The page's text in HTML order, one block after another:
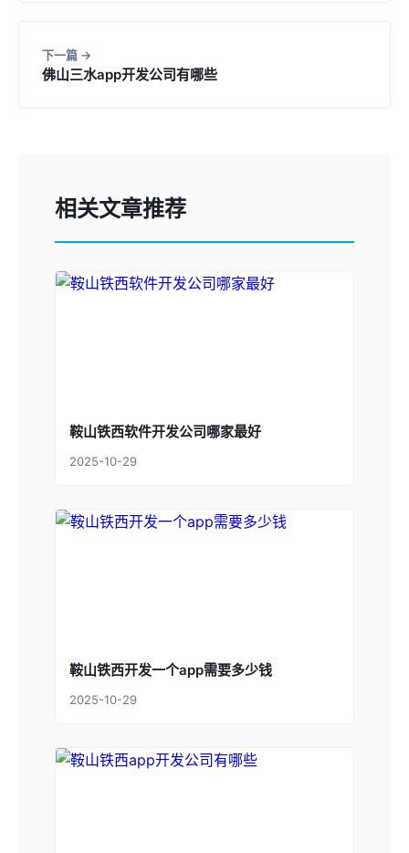
下一篇
佛山三水app开发公司有哪些
相关文章推荐
鞍山铁西软件开发公司哪家最好
2025-10-29
鞍山铁西开发一个app需要多少钱
2025-10-29